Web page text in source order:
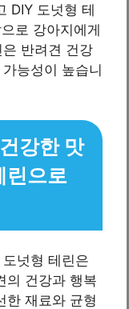
DIY 도넛형 테
로 강아지에게
반려견 건강
능성이 높습니
강한 맛
린으로
넛형 테린은
의 건강과 행복
한 재료와 균형